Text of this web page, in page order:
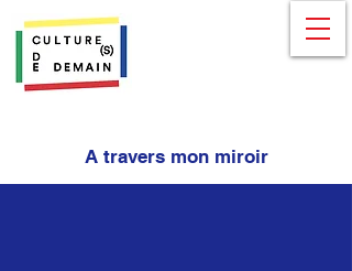
A travers mon miroir